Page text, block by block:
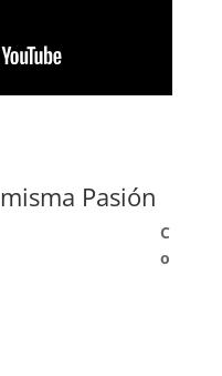
Pasión
C
o